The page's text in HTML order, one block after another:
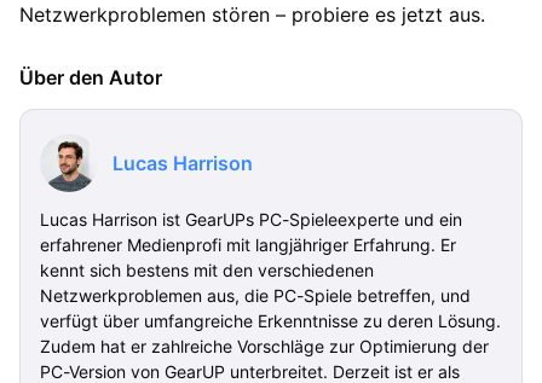
Netzwerkproblemen stören – probiere es jetzt aus.
Über den Autor
Lucas Harrison
Lucas Harrison ist GearUPs PC-Spieleexperte und ein
erfahrener Medienprofi mit langjähriger Erfahrung. Er
kennt sich bestens mit den verschiedenen
Netzwerkproblemen aus, die PC-Spiele betreffen, und
verfügt über umfangreiche Erkenntnisse zu deren Lösung.
Zudem hat er zahlreiche Vorschläge zur Optimierung der
PC-Version von GearUP unterbreitet. Derzeit ist er als